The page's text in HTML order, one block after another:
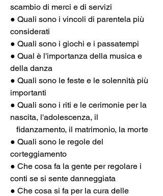
scambio di merci e di servizi
● Quali sono i vincoli di parentela più
considerati
● Quali sono i giochi e i passatempi
● Qual è l'importanza della musica e
della danza
● Quali sono le feste e le solennità più
importanti
● Quali sono i riti e le cerimonie per la
nascita, l'adolescenza, il
   fidanzamento, il matrimonio, la morte
● Quali sono le regole del
corteggiamento
● Che cosa fa la gente per regolare i
conti se si sente danneggiata
● Che cosa si fa per la cura delle